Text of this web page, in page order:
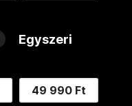
Egyszeri
49 990 Ft